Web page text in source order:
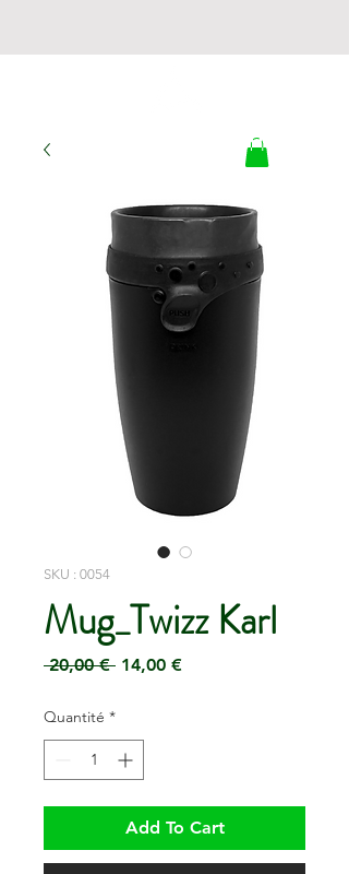
LA BOUTIQUE DU
SKU : 0054
Mug_Twizz Karl
20,00 € Prix
14,00 €Prix
Quantité *
Add To Cart